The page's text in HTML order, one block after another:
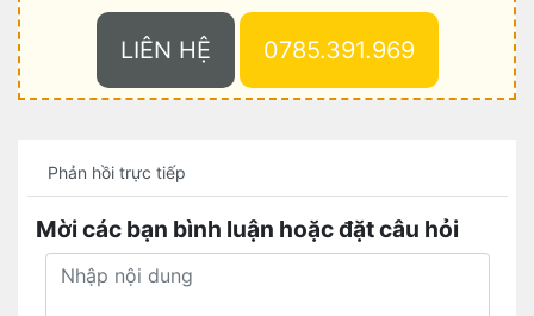
LIÊN HỆ 0785.391.969
Phản hồi trực tiếp
Mời các bạn bình luận hoặc đặt câu hỏi